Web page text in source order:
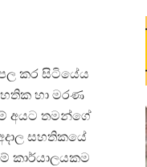
කර සිටියේය
හා මරණ
අයට තමන්ගේ
සහතිකයේ
කාර්යාලයකම